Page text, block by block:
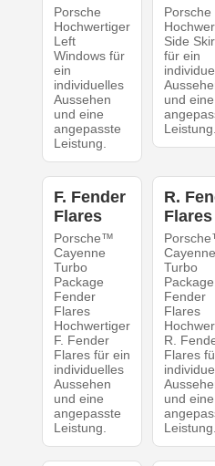
Porsche
Hochwertiger
Left
Windows für
ein
individuelles
Aussehen
und eine
angepasste
Leistung.
Porsche
Side
für ein
und eine
Leistung.
F. Fender
Flares
Porsche™
Cayenne
Turbo
Package
Fender
Flares
Hochwertiger
F. Fender
Flares für ein
individuelles
Aussehen
und eine
angepasste
Leistung.
R.
Flares
Cayenne
Turbo
Package
Fender
Flares
R.
Flares
und eine
Leistung.